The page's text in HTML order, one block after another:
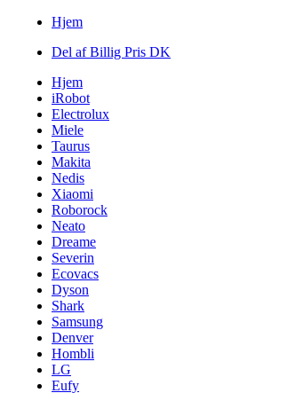
Hjem
Del af Billig Pris DK
Hjem
iRobot
Electrolux
Miele
Taurus
Makita
Nedis
Xiaomi
Roborock
Neato
Dreame
Severin
Ecovacs
Dyson
Shark
Samsung
Denver
Hombli
LG
Eufy